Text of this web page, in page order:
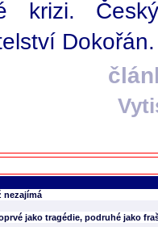
krizi.
Dokořán.
nezajímá
jako tragédie, podruhé jako